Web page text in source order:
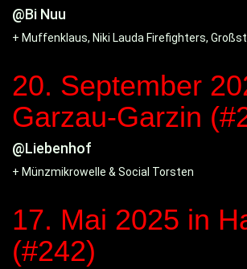
@Bi Nuu
+ Muffenklaus, Niki Lauda Firefighters,
20. September
Garzau-Garzin
@Liebenhof
+ Münzmikrowelle & Social Torsten
17. Mai 2025 in
(#242)